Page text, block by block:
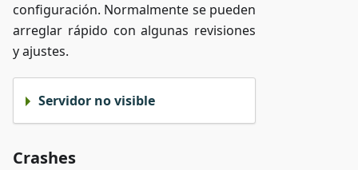
configuración. Normalmente se pueden
arreglar rápido con algunas revisiones
y ajustes.
Servidor no visible
Crashes